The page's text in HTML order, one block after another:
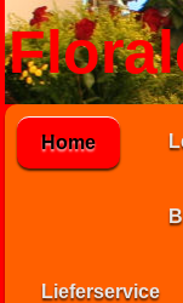
Home
Lieferservice